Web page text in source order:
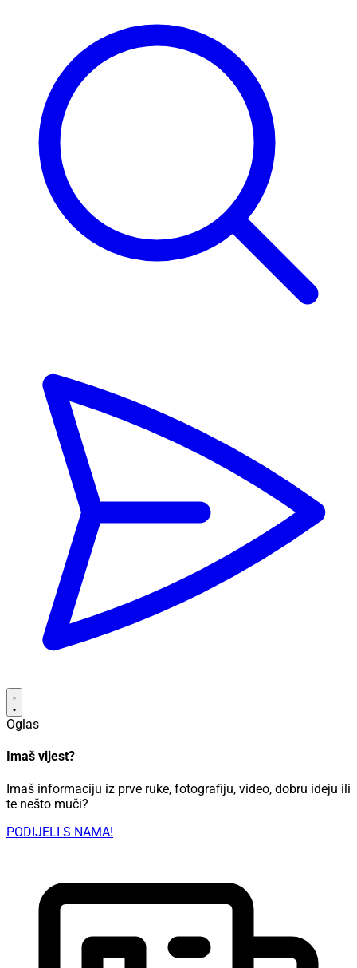
Oglas
Imaš vijest?
Imaš informaciju iz prve ruke, fotografiju, video, dobru ideju ili
te nešto muči?
PODIJELI S NAMA!